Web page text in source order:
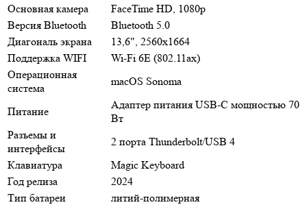
Основная камера
FaceTime HD, 1080p
Версия Bluetooth
Bluetooth 5.0
Диагональ экрана
13,6", 2560x1664
Поддержка WIFI
Wi-Fi 6E (802.11ax)
Операционная
система
macOS Sonoma
Питание
Адаптер питания USB-C мощностью 70
Вт
Разъемы и
интерфейсы
2 порта Thunderbolt/USB 4
Клавиатура
Magic Keyboard
Год релиза
2024
Тип батареи
литий-полимерная